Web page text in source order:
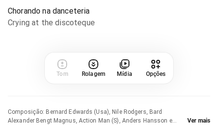
Chorando na danceteria
Crying at the discoteque
Tom Rolagem Mídia Opções
Composição: Bernard Edwards (Usa), Nile Rodgers, Bard
Alexander Bengt Magnus, Action Man (S), Anders Hansson e
Ver mais